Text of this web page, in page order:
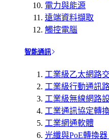
電力與能源
遠端資料擷取
觸控電腦
智能通訊
工業級乙太網路
工業級行動通訊
工業級無線網路
工業通訊協定轉
工業網通軟體
光纖與PoE轉換